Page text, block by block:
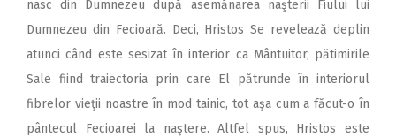
nasc din Dumnezeu după asemănarea naşterii Fiului lui
Dumnezeu din Fecioară. Deci, Hristos Se revelează deplin
atunci când este sesizat în interior ca Mântuitor, pătimirile
Sale fiind traiectoria prin care El pătrunde în interiorul
fibrelor vieţii noastre în mod tainic, tot aşa cum a făcut-o în
pântecul Fecioarei la naştere. Altfel spus, Hristos este